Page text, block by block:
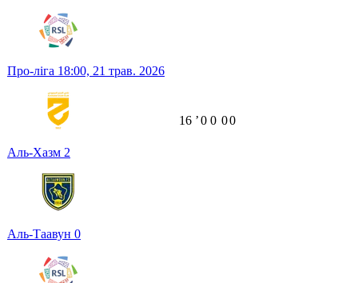
Про-ліга 18:00, 21 трав. 2026
Аль-Хазм 2
Аль-Таавун 0
16 ʼ0 0 00